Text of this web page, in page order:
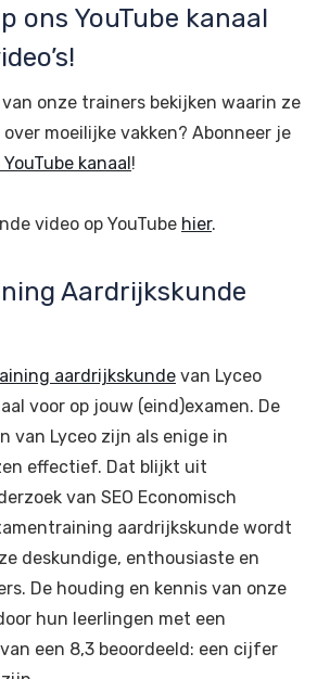
ons YouTube kanaal
van onze trainers bekijken waarin ze
moeilijke vakken? Abonneer je
YouTube kanaal!
video op YouTube hier.
Aardrijkskunde
aardrijkskunde van Lyceo
voor op jouw (eind)examen. De
van Lyceo zijn als enige in
effectief. Dat blijkt uit
van SEO Economisch
aardrijkskunde wordt
deskundige, enthousiaste en
De houding en kennis van onze
hun leerlingen met een
een 8,3 beoordeeld: een cijfer